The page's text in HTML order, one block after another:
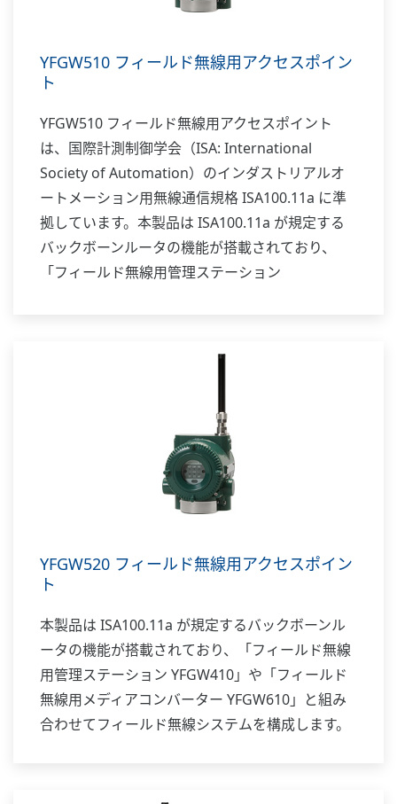
YFGW510 フィールド無線用アクセスポイン
ト
YFGW510 フィールド無線用アクセスポイント
は、国際計測制御学会（ISA: International
Society of Automation）のインダストリアルオ
ートメーション用無線通信規格 ISA100.11a に準
拠しています。本製品は ISA100.11a が規定する
バックボーンルータの機能が搭載されており、
「フィールド無線用管理ステーション
YFGW520 フィールド無線用アクセスポイン
ト
本製品は ISA100.11a が規定するバックボーンル
ータの機能が搭載されており、「フィールド無線
用管理ステーション YFGW410」や「フィールド
無線用メディアコンバーター YFGW610」と組み
合わせてフィールド無線システムを構成します。